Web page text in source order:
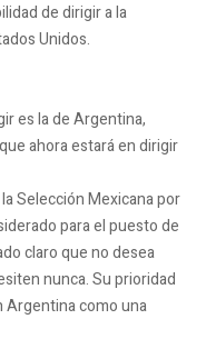
de dirigir a la
Unidos.
es la de Argentina,
ahora estará en dirigir
Selección Mexicana por
para el puesto de
claro que no desea
nunca. Su prioridad
Argentina como una